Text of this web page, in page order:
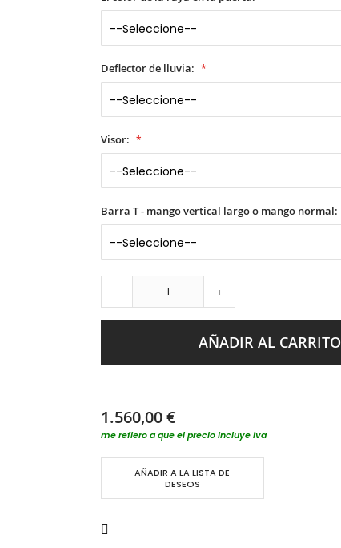
Deflector de lluvia:
Visor:
Barra T - mango vertical largo o mango normal:
- +
AÑADIR AL CARRITO
1.560,00 €
me refiero a que el precio incluye iva
AÑADIR A LA LISTA DE
DESEOS